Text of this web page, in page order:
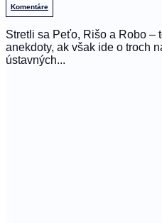
Komentáre
Stretli sa Peťo, Rišo a Robo –
anekdoty, ak však ide o troch
ústavných...